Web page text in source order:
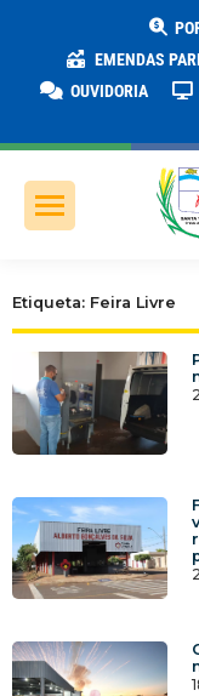
EMENDAS
OUVIDORIA
Etiqueta: Feira Livre